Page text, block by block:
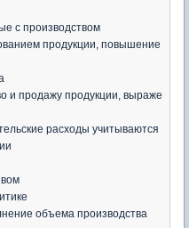
с производством
продукции, повышение
и продажу продукции, выраже
расходы учитываются
объема производства